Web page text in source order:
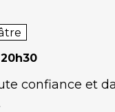
confiance et